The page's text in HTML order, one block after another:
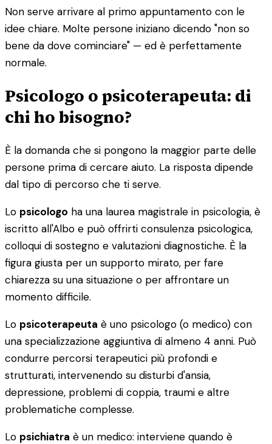
Non serve arrivare al primo appuntamento con le
idee chiare. Molte persone iniziano dicendo "non so
bene da dove cominciare" — ed è perfettamente
normale.
Psicologo o psicoterapeuta: di
chi ho bisogno?
È la domanda che si pongono la maggior parte delle
persone prima di cercare aiuto. La risposta dipende
dal tipo di percorso che ti serve.
Lo psicologo ha una laurea magistrale in psicologia, è
iscritto all'Albo e può offrirti consulenza psicologica,
colloqui di sostegno e valutazioni diagnostiche. È la
figura giusta per un supporto mirato, per fare
chiarezza su una situazione o per affrontare un
momento difficile.
Lo psicoterapeuta è uno psicologo (o medico) con
una specializzazione aggiuntiva di almeno 4 anni. Può
condurre percorsi terapeutici più profondi e
strutturati, intervenendo su disturbi d'ansia,
depressione, problemi di coppia, traumi e altre
problematiche complesse.
Lo psichiatra è un medico: interviene quando è